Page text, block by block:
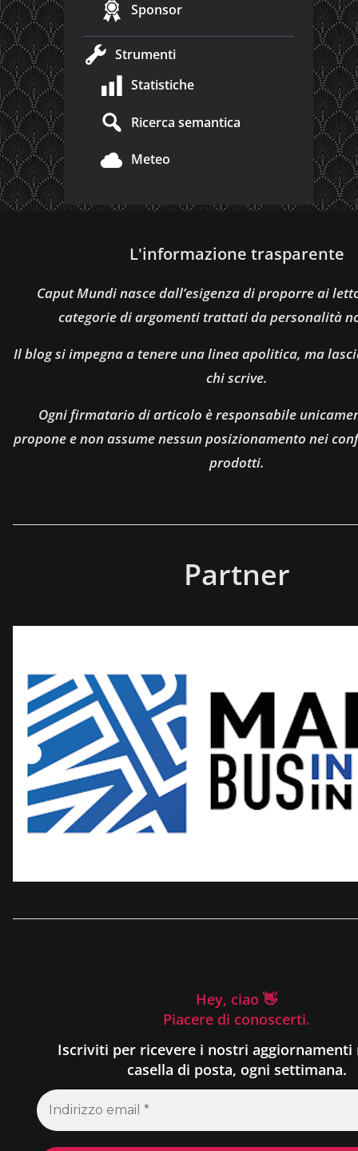
Sponsor
Strumenti
Statistiche
Ricerca semantica
Meteo
L'informazione trasparente
Caput Mundi nasce dall’esigenza di proporre ai
categorie di argomenti trattati da personalità
Il blog si impegna a tenere una linea apolitica, ma
chi scrive.
Ogni firmatario di articolo è responsabile
propone e non assume nessun posizionamento nei
prodotti.
Partner
Hey, ciao 👋
Piacere di conoscerti.
Iscriviti per ricevere i nostri aggiornamenti
casella di posta, ogni settimana.